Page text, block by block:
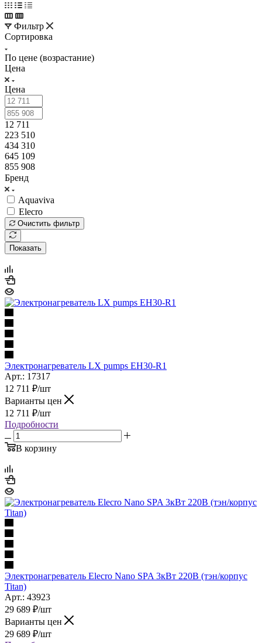
Фильтр
Сортировка
По цене (возрастание)
Цена
Цена
12 711
223 510
434 310
645 109
855 908
Бренд
Aquaviva
Elecro
Очистить фильтр
Показать
Электронагреватель LX pumps EH30-R1
Арт.: 17317
12 711 ₽/шт
Варианты цен
12 711 ₽/шт
Подробности
В корзину
Электронагреватель Elecro Nano SPA 3кВт 220В (тэн/корпус
Titan)
Арт.: 43923
29 689 ₽/шт
Варианты цен
29 689 ₽/шт